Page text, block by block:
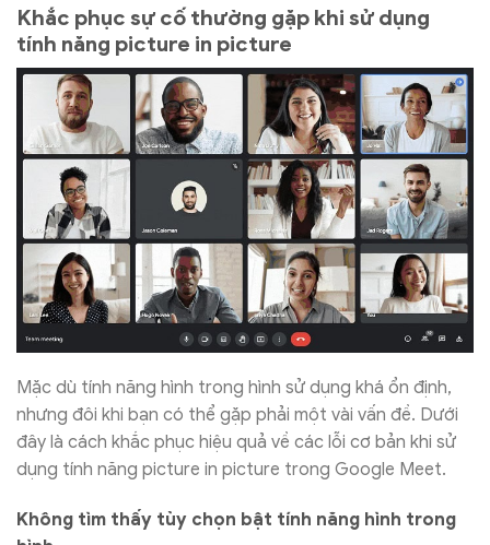
Khắc phục sự cố thường gặp khi sử dụng
tính năng picture in picture
Mặc dù tính năng hình trong hình sử dụng khá ổn định,
nhưng đôi khi bạn có thể gặp phải một vài vấn đề. Dưới
đây là cách khắc phục hiệu quả về các lỗi cơ bản khi sử
dụng tính năng picture in picture trong Google Meet.
Không tìm thấy tùy chọn bật tính năng hình trong